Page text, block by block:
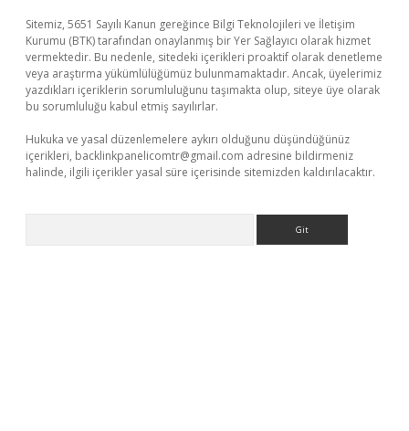
Sitemiz, 5651 Sayılı Kanun gereğince Bilgi Teknolojileri ve İletişim
Kurumu (BTK) tarafından onaylanmış bir Yer Sağlayıcı olarak hizmet
vermektedir. Bu nedenle, sitedeki içerikleri proaktif olarak denetleme
veya araştırma yükümlülüğümüz bulunmamaktadır. Ancak, üyelerimiz
yazdıkları içeriklerin sorumluluğunu taşımakta olup, siteye üye olarak
bu sorumluluğu kabul etmiş sayılırlar.
Hukuka ve yasal düzenlemelere aykırı olduğunu düşündüğünüz
içerikleri, backlinkpanelicomtr@gmail.com adresine bildirmeniz
halinde, ilgili içerikler yasal süre içerisinde sitemizden kaldırılacaktır.